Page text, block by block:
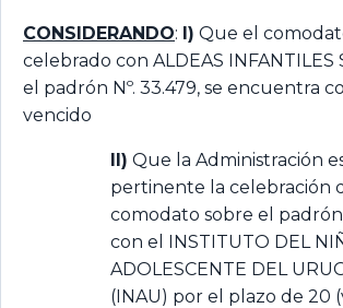
CONSIDERANDO: I) Que el
celebrado con ALDEAS INFANTILES
el padrón Nº. 33.479, se encuentra
vencido
II) Que la Administración
pertinente la celebración
comodato sobre el
con el INSTITUTO DEL
ADOLESCENTE DEL
(INAU) por el plazo de 20